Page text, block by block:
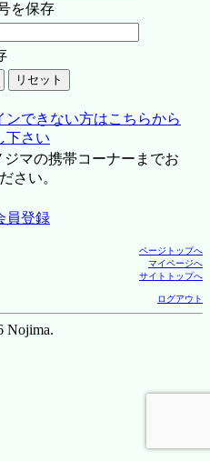
を保存
できない方はこちらから
下さい
マの携帯コーナーまでお
さい。
員登録
ページトップへ
マイページへ
サイトトップへ
ログアウト
Nojima.